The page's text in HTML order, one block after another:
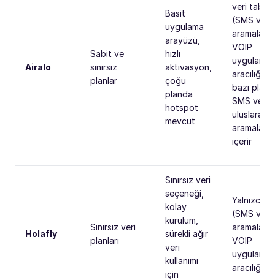
Airalo
Sabit ve
sınırsız
planlar
Basit
uygulama
arayüzü,
hızlı
aktivasyon,
çoğu
planda
hotspot
mevcut
veri
(SMS ve
aramalar
VOIP
bazı
SMS ve
aramaları
içerir
Holafly
Sınırsız veri
planları
Sınırsız veri
seçeneği,
kolay
kurulum,
sürekli ağır
veri
kullanımı
için
Yalnızca
(SMS ve
aramalar
VOIP